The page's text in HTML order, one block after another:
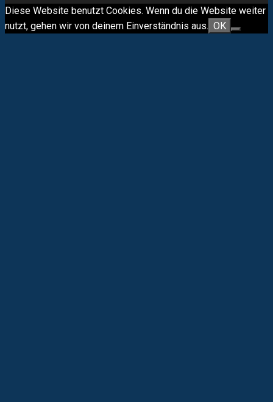
Diese Website benutzt Cookies. Wenn du die Website weiter
nutzt, gehen wir von deinem Einverständnis aus. OK